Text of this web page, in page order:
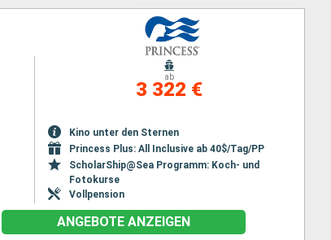
ab
3 322 €
Kino unter den Sternen
Princess Plus: All Inclusive ab 40$/Tag/PP
ScholarShip@Sea Programm: Koch- und
Fotokurse
Vollpension
ANGEBOTE ANZEIGEN